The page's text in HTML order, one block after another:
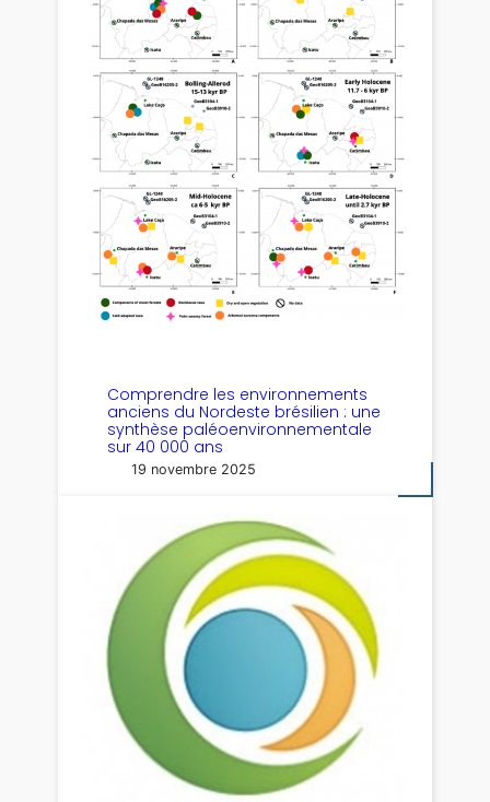
Comprendre les environnements
anciens du Nordeste brésilien : une
synthèse paléoenvironnementale
sur 40 000 ans
19 novembre 2025